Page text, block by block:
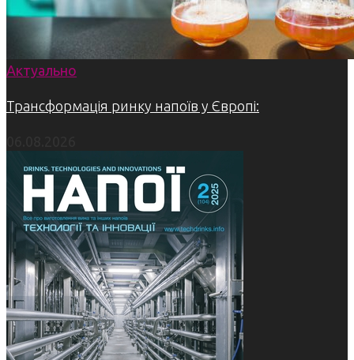
Актуально
Трансформація ринку напоїв у Європі: